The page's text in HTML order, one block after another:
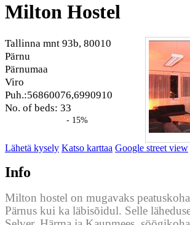
Milton Hostel
Tallinna mnt 93b, 80010
Pärnu
Pärnumaa
Viro
Puh.:56860076,6990910
No. of beds: 33
- 15%
Lähetä kysely Katso karttaa Google street view
Info
Milton hostel on mugavaks
Pärnus kui ka läbisõidul. Selle